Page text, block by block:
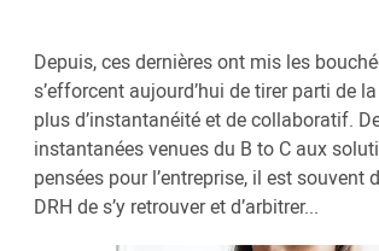
Depuis, ces dernières ont mis les
s’efforcent aujourd’hui de tirer parti de
plus d’instantanéité et de collaboratif.
instantanées venues du B to C aux
pensées pour l’entreprise, il est souvent
DRH de s’y retrouver et d’arbitrer...